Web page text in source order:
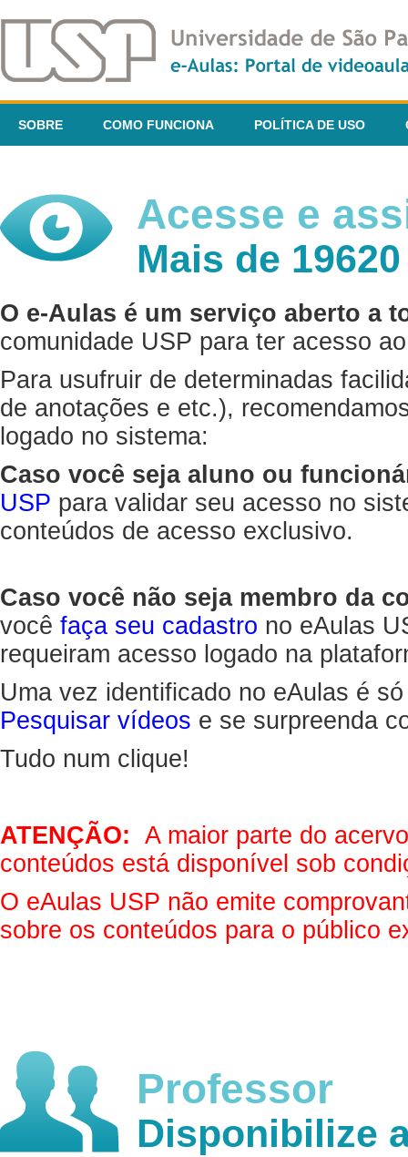
SOBRE COMO FUNCIONA POLÍTICA DE USO
Acesse e
Mais de
O e-Aulas é um serviço aberto a
comunidade USP para ter acesso
Para usufruir de determinadas
de anotações e etc.),
logado no sistema:
Caso você seja aluno ou
USP para validar seu acesso no
conteúdos de acesso exclusivo.
Caso você não seja membro da
você faça seu cadastro no eAulas
requeiram acesso logado na
Uma vez identificado no eAulas é
Pesquisar vídeos e se surpreenda
Tudo num clique!
ATENÇÃO: A maior parte do
conteúdos está disponível sob
O eAulas USP não emite
sobre os conteúdos para o público
Professor
Disponibilize